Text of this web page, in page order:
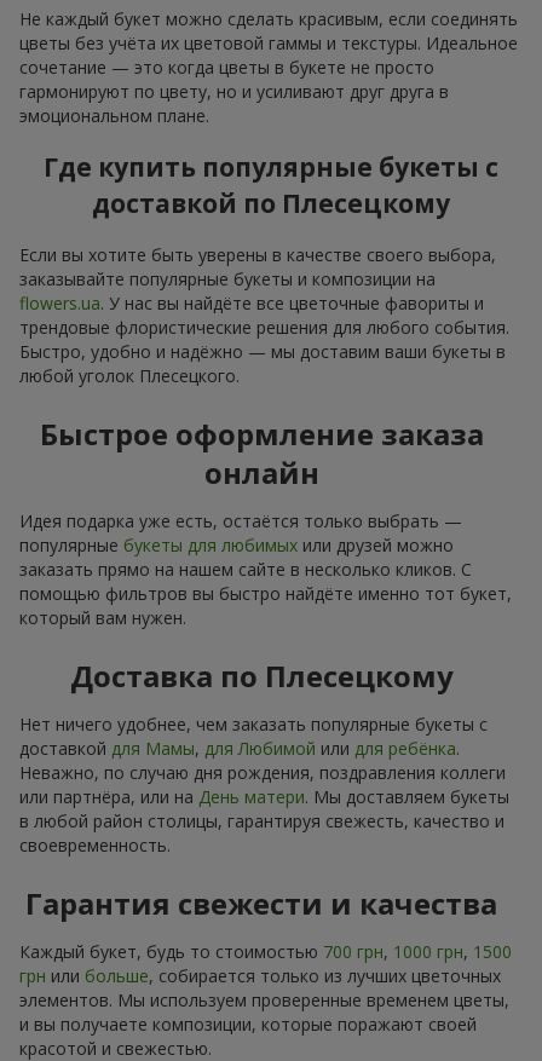
Не каждый букет можно сделать красивым, если соединять
цветы без учёта их цветовой гаммы и текстуры. Идеальное
сочетание — это когда цветы в букете не просто
гармонируют по цвету, но и усиливают друг друга в
эмоциональном плане.
Где купить популярные букеты с
доставкой по Плесецкому
Если вы хотите быть уверены в качестве своего выбора,
заказывайте популярные букеты и композиции на
flowers.ua. У нас вы найдёте все цветочные фавориты и
трендовые флористические решения для любого события.
Быстро, удобно и надёжно — мы доставим ваши букеты в
любой уголок Плесецкого.
Быстрое оформление заказа
онлайн
Идея подарка уже есть, остаётся только выбрать —
популярные букеты для любимых или друзей можно
заказать прямо на нашем сайте в несколько кликов. С
помощью фильтров вы быстро найдёте именно тот букет,
который вам нужен.
Доставка по Плесецкому
Нет ничего удобнее, чем заказать популярные букеты с
доставкой для Мамы, для Любимой или для ребёнка.
Неважно, по случаю дня рождения, поздравления коллеги
или партнёра, или на День матери. Мы доставляем букеты
в любой район столицы, гарантируя свежесть, качество и
своевременность.
Гарантия свежести и качества
Каждый букет, будь то стоимостью 700 грн, 1000 грн, 1500
грн или больше, собирается только из лучших цветочных
элементов. Мы используем проверенные временем цветы,
и вы получаете композиции, которые поражают своей
красотой и свежестью.